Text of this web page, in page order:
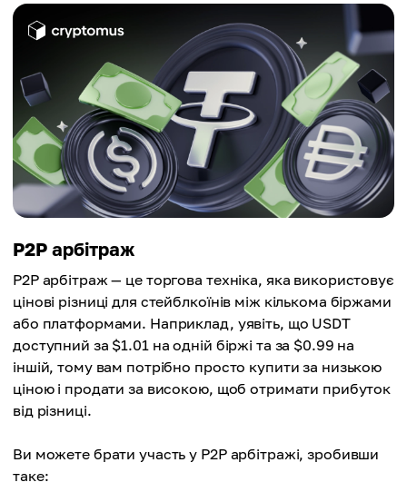
P2P арбітраж
P2P арбітраж — це торгова техніка, яка використовує
цінові різниці для стейблкоїнів між кількома біржами
або платформами. Наприклад, уявіть, що USDT
доступний за $1.01 на одній біржі та за $0.99 на
іншій, тому вам потрібно просто купити за низькою
ціною і продати за високою, щоб отримати прибуток
від різниці.
Ви можете брати участь у P2P арбітражі, зробивши
таке: